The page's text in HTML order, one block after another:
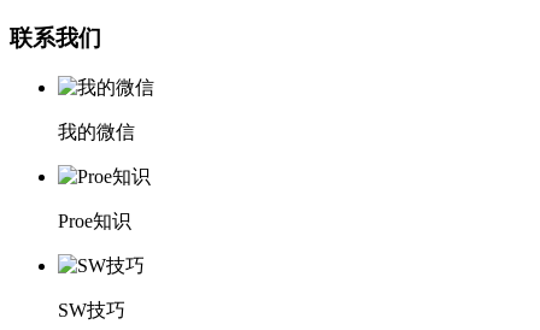
联系我们
我的微信
Proe知识
SW技巧